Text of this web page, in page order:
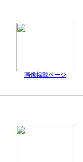
画像掲載ページ